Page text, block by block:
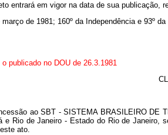
entrará em vigor na data de sua publicação,
de 1981; 160º da Independência e 93º da
publicado no DOU de 26.3.1981
ao SBT - SISTEMA BRASILEIRO DE
e Rio de Janeiro - Estado do Rio de Janeiro,
ato.